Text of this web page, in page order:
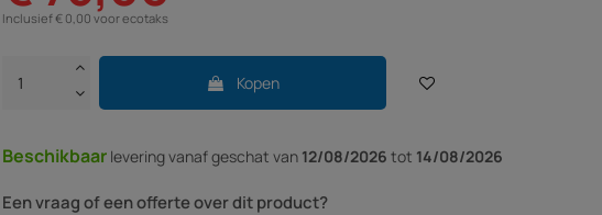
Inclusief € 0,00 voor ecotaks
Kopen
Beschikbaar levering vanafgeschat van 12/08/2026 tot 14/08/2026
Een vraag of een offerte over dit product?